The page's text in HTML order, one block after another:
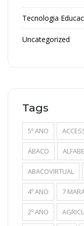
Tecnologia
Uncategorized
Tags
5º ANO
ÁBACO
ABACOVIRTUAL
4º ANO 7
2º ANO